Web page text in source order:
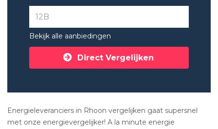
Bekijk alle aanbiedingen
Direct Vergelijken
Energieleveranciers in Rhoon vergelijken gaat supersnel
met onze energievergelijker! A la minute energie